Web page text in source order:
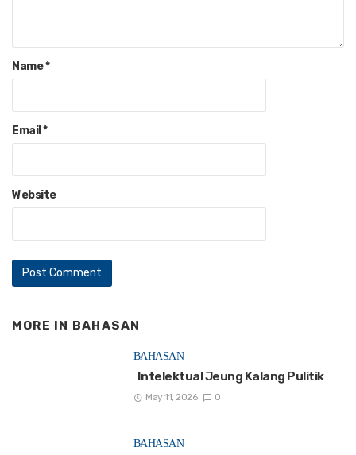
Name*
Email*
Website
MORE IN BAHASAN
BAHASAN
Intelektual Jeung Kalang Pulitik
May 11, 2026 0
BAHASAN